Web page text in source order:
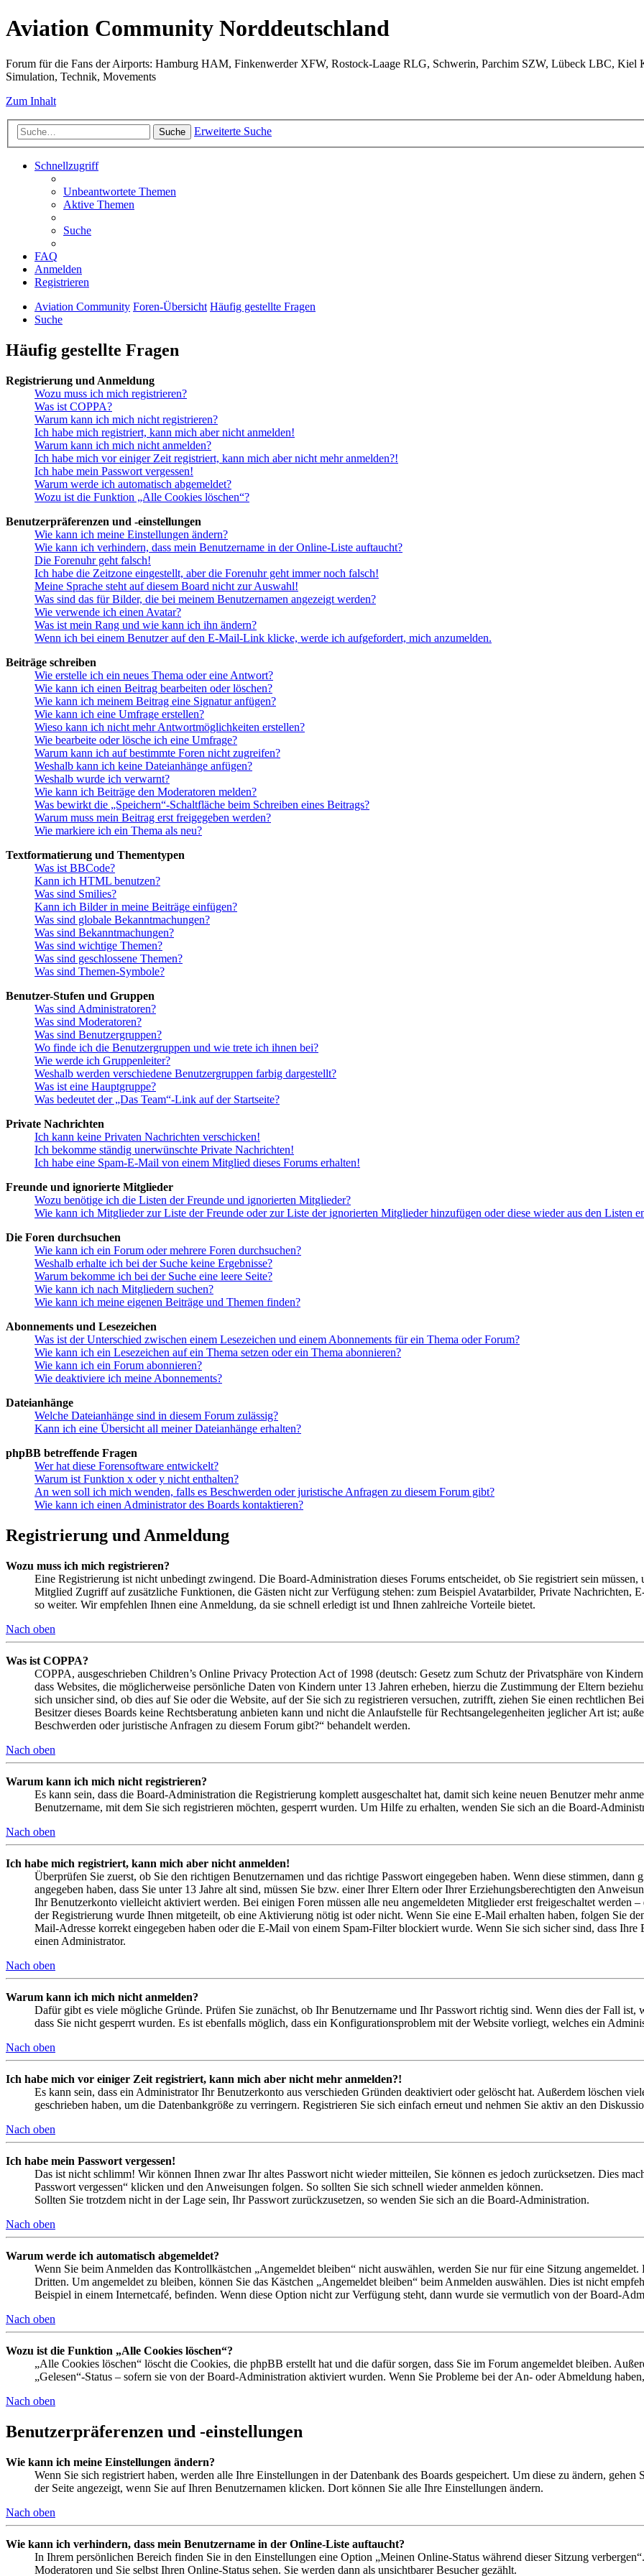
Aviation Community Norddeutschland
Forum für die Fans der Airports: Hamburg HAM, Finkenwerder XFW, Rostock-Laage RLG, Schwerin, Parchim SZW, Lübeck LBC, Kiel
Simulation, Technik, Movements
Zum Inhalt
Suche Erweiterte Suche
Schnellzugriff
Unbeantwortete Themen
Aktive Themen
Suche
FAQ
Anmelden
Registrieren
Aviation Community Foren-Übersicht Häufig gestellte Fragen
Suche
Häufig gestellte Fragen
Registrierung und Anmeldung
Wozu muss ich mich registrieren?
Was ist COPPA?
Warum kann ich mich nicht registrieren?
Ich habe mich registriert, kann mich aber nicht anmelden!
Warum kann ich mich nicht anmelden?
Ich habe mich vor einiger Zeit registriert, kann mich aber nicht mehr anmelden?!
Ich habe mein Passwort vergessen!
Warum werde ich automatisch abgemeldet?
Wozu ist die Funktion „Alle Cookies löschen“?
Benutzerpräferenzen und -einstellungen
Wie kann ich meine Einstellungen ändern?
Wie kann ich verhindern, dass mein Benutzername in der Online-Liste auftaucht?
Die Forenuhr geht falsch!
Ich habe die Zeitzone eingestellt, aber die Forenuhr geht immer noch falsch!
Meine Sprache steht auf diesem Board nicht zur Auswahl!
Was sind das für Bilder, die bei meinem Benutzernamen angezeigt werden?
Wie verwende ich einen Avatar?
Was ist mein Rang und wie kann ich ihn ändern?
Wenn ich bei einem Benutzer auf den E-Mail-Link klicke, werde ich aufgefordert, mich anzumelden.
Beiträge schreiben
Wie erstelle ich ein neues Thema oder eine Antwort?
Wie kann ich einen Beitrag bearbeiten oder löschen?
Wie kann ich meinem Beitrag eine Signatur anfügen?
Wie kann ich eine Umfrage erstellen?
Wieso kann ich nicht mehr Antwortmöglichkeiten erstellen?
Wie bearbeite oder lösche ich eine Umfrage?
Warum kann ich auf bestimmte Foren nicht zugreifen?
Weshalb kann ich keine Dateianhänge anfügen?
Weshalb wurde ich verwarnt?
Wie kann ich Beiträge den Moderatoren melden?
Was bewirkt die „Speichern“-Schaltfläche beim Schreiben eines Beitrags?
Warum muss mein Beitrag erst freigegeben werden?
Wie markiere ich ein Thema als neu?
Textformatierung und Thementypen
Was ist BBCode?
Kann ich HTML benutzen?
Was sind Smilies?
Kann ich Bilder in meine Beiträge einfügen?
Was sind globale Bekanntmachungen?
Was sind Bekanntmachungen?
Was sind wichtige Themen?
Was sind geschlossene Themen?
Was sind Themen-Symbole?
Benutzer-Stufen und Gruppen
Was sind Administratoren?
Was sind Moderatoren?
Was sind Benutzergruppen?
Wo finde ich die Benutzergruppen und wie trete ich ihnen bei?
Wie werde ich Gruppenleiter?
Weshalb werden verschiedene Benutzergruppen farbig dargestellt?
Was ist eine Hauptgruppe?
Was bedeutet der „Das Team“-Link auf der Startseite?
Private Nachrichten
Ich kann keine Privaten Nachrichten verschicken!
Ich bekomme ständig unerwünschte Private Nachrichten!
Ich habe eine Spam-E-Mail von einem Mitglied dieses Forums erhalten!
Freunde und ignorierte Mitglieder
Wozu benötige ich die Listen der Freunde und ignorierten Mitglieder?
Wie kann ich Mitglieder zur Liste der Freunde oder zur Liste der ignorierten Mitglieder hinzufügen oder diese wieder aus den Listen
Die Foren durchsuchen
Wie kann ich ein Forum oder mehrere Foren durchsuchen?
Weshalb erhalte ich bei der Suche keine Ergebnisse?
Warum bekomme ich bei der Suche eine leere Seite?
Wie kann ich nach Mitgliedern suchen?
Wie kann ich meine eigenen Beiträge und Themen finden?
Abonnements und Lesezeichen
Was ist der Unterschied zwischen einem Lesezeichen und einem Abonnements für ein Thema oder Forum?
Wie kann ich ein Lesezeichen auf ein Thema setzen oder ein Thema abonnieren?
Wie kann ich ein Forum abonnieren?
Wie deaktiviere ich meine Abonnements?
Dateianhänge
Welche Dateianhänge sind in diesem Forum zulässig?
Kann ich eine Übersicht all meiner Dateianhänge erhalten?
phpBB betreffende Fragen
Wer hat diese Forensoftware entwickelt?
Warum ist Funktion x oder y nicht enthalten?
An wen soll ich mich wenden, falls es Beschwerden oder juristische Anfragen zu diesem Forum gibt?
Wie kann ich einen Administrator des Boards kontaktieren?
Registrierung und Anmeldung
Wozu muss ich mich registrieren?
Eine Registrierung ist nicht unbedingt zwingend. Die Board-Administration dieses Forums entscheidet, ob Sie registriert sein
Mitglied Zugriff auf zusätzliche Funktionen, die Gästen nicht zur Verfügung stehen: zum Beispiel Avatarbilder, Private Nachrichten,
so weiter. Wir empfehlen Ihnen eine Anmeldung, da sie schnell erledigt ist und Ihnen zahlreiche Vorteile bietet.
Nach oben
Was ist COPPA?
COPPA, ausgeschrieben Children’s Online Privacy Protection Act of 1998 (deutsch: Gesetz zum Schutz der Privatsphäre von
dass Websites, die möglicherweise persönliche Daten von Kindern unter 13 Jahren erheben, hierzu die Zustimmung der Eltern
sich unsicher sind, ob dies auf Sie oder die Website, auf der Sie sich zu registrieren versuchen, zutrifft, ziehen Sie einen rechtlichen
Besitzer dieses Boards keine Rechtsberatung anbieten kann und nicht die Anlaufstelle für Rechtsangelegenheiten jeglicher Art ist;
Beschwerden oder juristische Anfragen zu diesem Forum gibt?“ behandelt werden.
Nach oben
Warum kann ich mich nicht registrieren?
Es kann sein, dass die Board-Administration die Registrierung komplett ausgeschaltet hat, damit sich keine neuen Benutzer mehr
Benutzername, mit dem Sie sich registrieren möchten, gesperrt wurden. Um Hilfe zu erhalten, wenden Sie sich an die Board-
Nach oben
Ich habe mich registriert, kann mich aber nicht anmelden!
Überprüfen Sie zuerst, ob Sie den richtigen Benutzernamen und das richtige Passwort eingegeben haben. Wenn diese stimmen, dann
angegeben haben, dass Sie unter 13 Jahre alt sind, müssen Sie bzw. einer Ihrer Eltern oder Ihrer Erziehungsberechtigten den
Ihr Benutzerkonto vielleicht aktiviert werden. Bei einigen Foren müssen alle neu angemeldeten Mitglieder erst freigeschaltet werden
der Registrierung wurde Ihnen mitgeteilt, ob eine Aktivierung nötig ist oder nicht. Wenn Sie eine E-Mail erhalten haben, folgen Sie
Mail-Adresse korrekt eingegeben haben oder die E-Mail von einem Spam-Filter blockiert wurde. Wenn Sie sich sicher sind, dass
einen Administrator.
Nach oben
Warum kann ich mich nicht anmelden?
Dafür gibt es viele mögliche Gründe. Prüfen Sie zunächst, ob Ihr Benutzername und Ihr Passwort richtig sind. Wenn dies der Fall ist,
dass Sie nicht gesperrt wurden. Es ist ebenfalls möglich, dass ein Konfigurationsproblem mit der Website vorliegt, welches ein
Nach oben
Ich habe mich vor einiger Zeit registriert, kann mich aber nicht mehr anmelden?!
Es kann sein, dass ein Administrator Ihr Benutzerkonto aus verschieden Gründen deaktiviert oder gelöscht hat. Außerdem löschen
geschrieben haben, um die Datenbankgröße zu verringern. Registrieren Sie sich einfach erneut und nehmen Sie aktiv an den
Nach oben
Ich habe mein Passwort vergessen!
Das ist nicht schlimm! Wir können Ihnen zwar Ihr altes Passwort nicht wieder mitteilen, Sie können es jedoch zurücksetzen. Dies
Passwort vergessen“ klicken und den Anweisungen folgen. So sollten Sie sich schnell wieder anmelden können.
Sollten Sie trotzdem nicht in der Lage sein, Ihr Passwort zurückzusetzen, so wenden Sie sich an die Board-Administration.
Nach oben
Warum werde ich automatisch abgemeldet?
Wenn Sie beim Anmelden das Kontrollkästchen „Angemeldet bleiben“ nicht auswählen, werden Sie nur für eine Sitzung
Dritten. Um angemeldet zu bleiben, können Sie das Kästchen „Angemeldet bleiben“ beim Anmelden auswählen. Dies ist nicht
Beispiel in einem Internetcafé, befinden. Wenn diese Option nicht zur Verfügung steht, dann wurde sie vermutlich von der Board-
Nach oben
Wozu ist die Funktion „Alle Cookies löschen“?
„Alle Cookies löschen“ löscht die Cookies, die phpBB erstellt hat und die dafür sorgen, dass Sie im Forum angemeldet bleiben.
„Gelesen“-Status – sofern sie von der Board-Administration aktiviert wurden. Wenn Sie Probleme bei der An- oder Abmeldung
Nach oben
Benutzerpräferenzen und -einstellungen
Wie kann ich meine Einstellungen ändern?
Wenn Sie sich registriert haben, werden alle Ihre Einstellungen in der Datenbank des Boards gespeichert. Um diese zu ändern,
der Seite angezeigt, wenn Sie auf Ihren Benutzernamen klicken. Dort können Sie alle Ihre Einstellungen ändern.
Nach oben
Wie kann ich verhindern, dass mein Benutzername in der Online-Liste auftaucht?
In Ihrem persönlichen Bereich finden Sie in den Einstellungen eine Option „Meinen Online-Status während dieser Sitzung
Moderatoren und Sie selbst Ihren Online-Status sehen. Sie werden dann als unsichtbarer Besucher gezählt.